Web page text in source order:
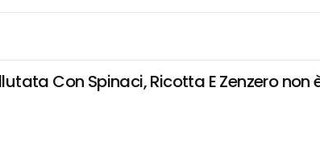
Con Spinaci, Ricotta E Zenzero